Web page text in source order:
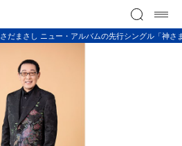
さだまさし ニュー・アルバムの先行シングル「神